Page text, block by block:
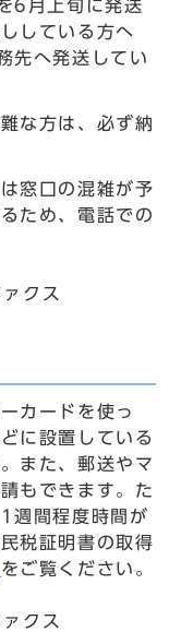
6月上旬に発送
している方へ
先へ発送してい
な方は、必ず納
窓口の混雑が予
ため、電話での
ァクス
カードを使っ
に設置している
また、郵送やマ
もできます。た
週間程度時間が
税証明書の取得
をご覧ください。
ァクス